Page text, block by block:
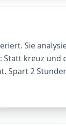
Sie
Statt kreuz
Spart 2